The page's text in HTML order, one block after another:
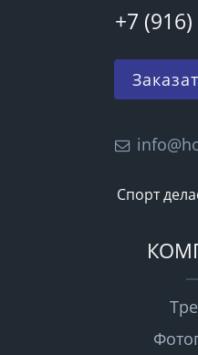
+7
Спорт